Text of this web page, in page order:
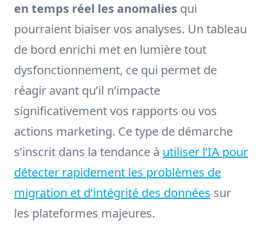
en temps réel les anomalies qui
pourraient biaiser vos analyses. Un tableau
de bord enrichi met en lumière tout
dysfonctionnement, ce qui permet de
réagir avant qu’il n’impacte
significativement vos rapports ou vos
actions marketing. Ce type de démarche
s’inscrit dans la tendance à utiliser l’IA pour
détecter rapidement les problèmes de
migration et d’intégrité des données sur
les plateformes majeures.